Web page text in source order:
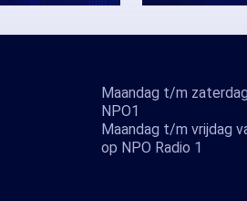
Maandag t/m
NPO1
Maandag t/m vrijdag
op NPO Radio 1